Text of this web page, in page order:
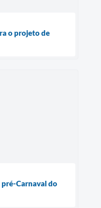
o projeto de
Carnaval do